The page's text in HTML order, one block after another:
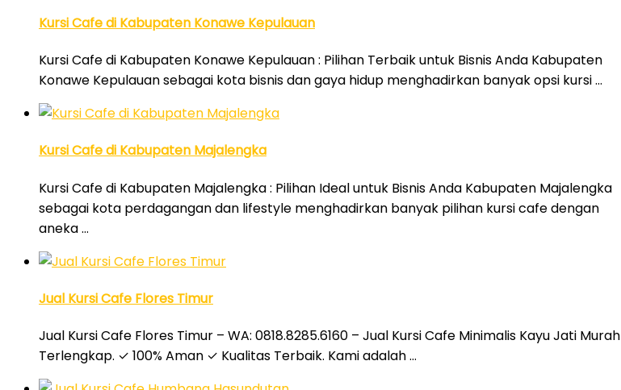
Kursi Cafe di Kabupaten Konawe Kepulauan
Kursi Cafe di Kabupaten Konawe Kepulauan : Pilihan Terbaik untuk Bisnis Anda Kabupaten
Konawe Kepulauan sebagai kota bisnis dan gaya hidup menghadirkan banyak opsi kursi …
Kursi Cafe di Kabupaten Majalengka
Kursi Cafe di Kabupaten Majalengka : Pilihan Ideal untuk Bisnis Anda Kabupaten Majalengka
sebagai kota perdagangan dan lifestyle menghadirkan banyak pilihan kursi cafe dengan
aneka …
Jual Kursi Cafe Flores Timur
Jual Kursi Cafe Flores Timur – WA: 0818.8285.6160 – Jual Kursi Cafe Minimalis Kayu Jati Murah
Terlengkap. ✓ 100% Aman ✓ Kualitas Terbaik. Kami adalah …